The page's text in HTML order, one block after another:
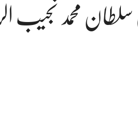
محمد نجیب